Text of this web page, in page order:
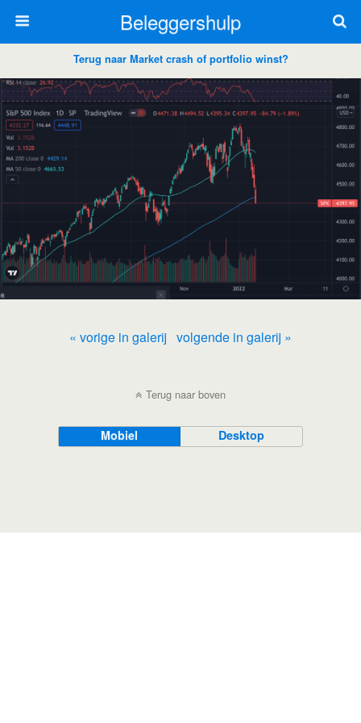
Beleggershulp
Terug naar Market crash of portfolio winst?
« vorige in galerij volgende in galerij »
Terug naar boven
Mobiel Desktop